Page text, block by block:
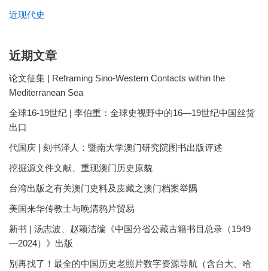
近现代史
近期文章
论文征集 | Reframing Sino-Western Contacts within the
Mediterranean Sea
全球16-19世纪 | 李伯重：全球史视野中的16—19世纪中国丝货
出口
代国庆 | 刻书泽人：暨南大学澳门研究院图书出版评述
挖掘源文件文献、重现澳门历史原貌
台湾出版之有关澳门史料及庋藏之澳门档案举隅
美国来华传教士与晚清鸦片贸易
新书 | 汤志波、赵颖洁编《中国分省公藏古籍书目总录（1949
—2024）》出版
别再找了！最全的中国历史老照片数字资源导航（含台大、哈